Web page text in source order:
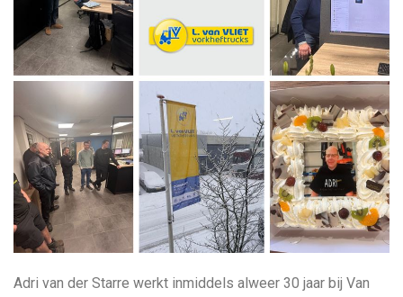
Adri van der Starre werkt inmiddels alweer 30 jaar bij Van